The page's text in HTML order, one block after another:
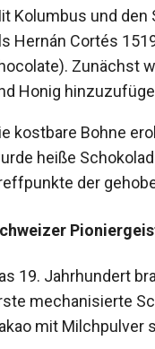
Kolumbus und den
Hernán Cortés
Zunächst
Honig
kostbare Bohne
heiße
der
19. Jahrhundert
mechanisierte
mit Milchpulver